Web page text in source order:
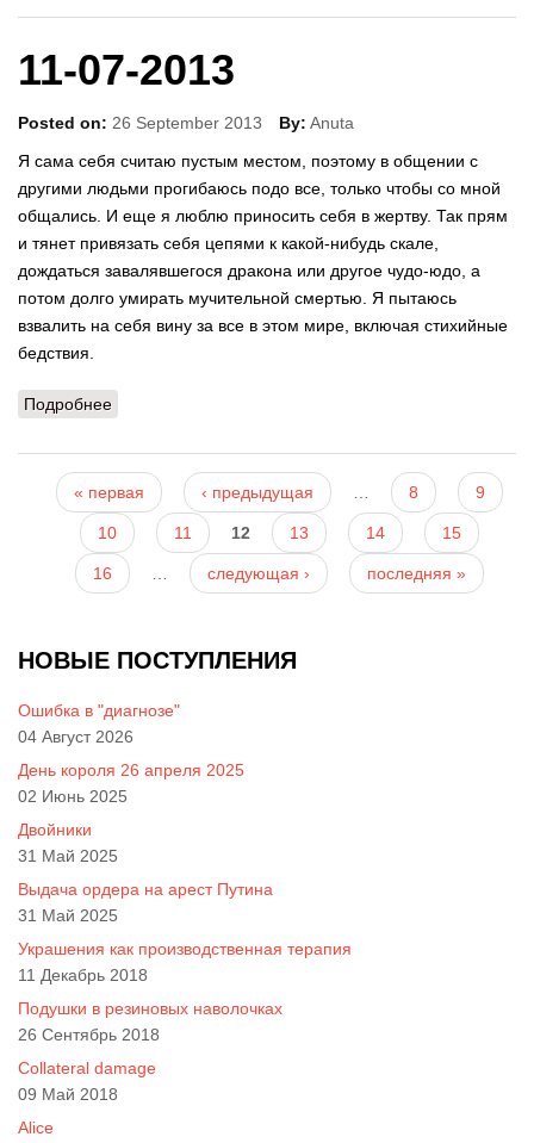
11-07-2013
Posted on: 26 September 2013 By: Anuta
Я сама себя считаю пустым местом, поэтому в общении с
другими людьми прогибаюсь подо все, только чтобы со мной
общались. И еще я люблю приносить себя в жертву. Так прям
и тянет привязать себя цепями к какой-нибудь скале,
дождаться завалявшегося дракона или другое чудо-юдо, а
потом долго умирать мучительной смертью. Я пытаюсь
взвалить на себя вину за все в этом мире, включая стихийные
бедствия.
Подробнее
Страницы
« первая ‹ предыдущая 8 9
10 11 12 13 14 15
16 следующая › последняя »
НОВЫЕ ПОСТУПЛЕНИЯ
Ошибка в "диагнозе"
04 Август 2026
День короля 26 апреля 2025
02 Июнь 2025
Двойники
31 Май 2025
Выдача ордера на арест Путина
31 Май 2025
Украшения как производственная терапия
11 Декабрь 2018
Подушки в резиновых наволочках
26 Сентябрь 2018
Collateral damage
09 Май 2018
Alice